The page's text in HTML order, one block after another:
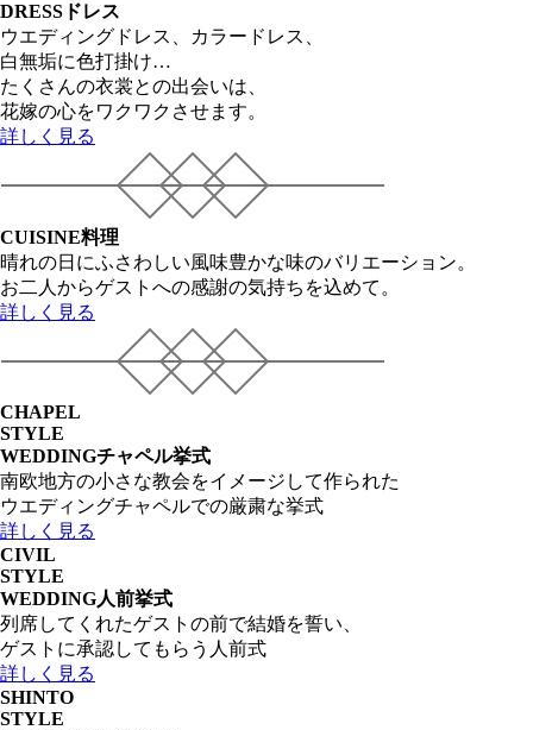
DRESS ドレス
ウエディングドレス、カラードレス、
白無垢に色打掛け…
たくさんの衣裳との出会いは、
花嫁の心をワクワクさせます。
詳しく見る
CUISINE料理
晴れの日にふさわしい風味豊かな味のバリエーション。
お二人からゲストへの感謝の気持ちを込めて。
詳しく見る
CHAPEL
STYLE
WEDDINGチャペル挙式
南欧地方の小さな教会をイメージして作られた
ウエディングチャペルでの厳粛な挙式
詳しく見る
CIVIL
STYLE
WEDDING人前挙式
列席してくれたゲストの前で結婚を誓い、
ゲストに承認してもらう人前式
詳しく見る
SHINTO
STYLE